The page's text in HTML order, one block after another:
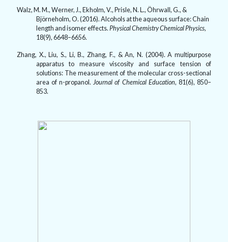
Walz, M. M., Werner, J., Ekholm, V., Prisle, N. L., Öhrwall, G., &
Björneholm, O. (2016). Alcohols at the aqueous surface: Chain
length and isomer effects. Physical Chemistry Chemical Physics,
18(9), 6648–6656.
Zhang, X., Liu, S., Li, B., Zhang, F., & An, N. (2004).A multipurpose
apparatus to measure viscosity and surface tension of
solutions: The measurement of the molecular cross-sectional
area of n-propanol. Journal of Chemical Education, 81(6),850–
853.